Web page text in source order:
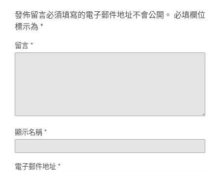
發佈留言必須填寫的電子郵件地址不會公開。 必填欄位
標示為 *
留言*
顯示名稱*
電子郵件地址*